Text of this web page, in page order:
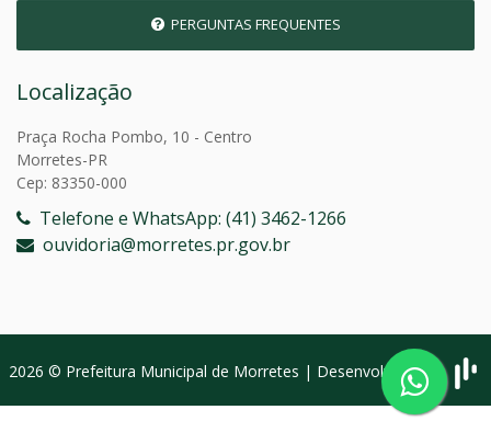
PERGUNTAS FREQUENTES
Localização
Praça Rocha Pombo, 10 - Centro
Morretes-PR
Cep: 83350-000
Telefone e WhatsApp: (41) 3462-1266
ouvidoria@morretes.pr.gov.br
2026 © Prefeitura Municipal de Morretes | Desenvolvido por: